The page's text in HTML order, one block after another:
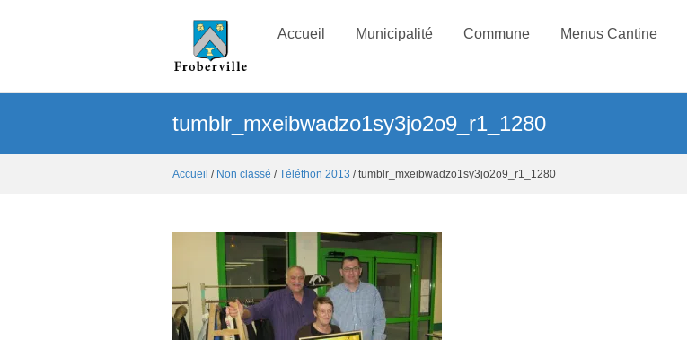
Accueil Municipalité Commune Menus Cantine
tumblr_mxeibwadzo1sy3jo2o9_r1_1280
Accueil / Non classé /Téléthon 2013 / tumblr_mxeibwadzo1sy3jo2o9_r1_1280